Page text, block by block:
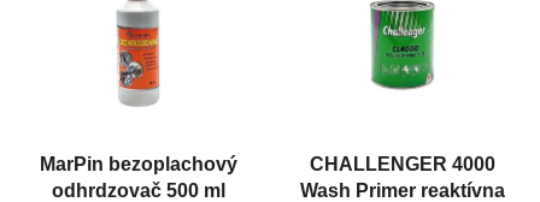
MarPin bezoplachový
odhrdzovač 500 ml
CHALLENGER 4000
Wash Primer reaktívna